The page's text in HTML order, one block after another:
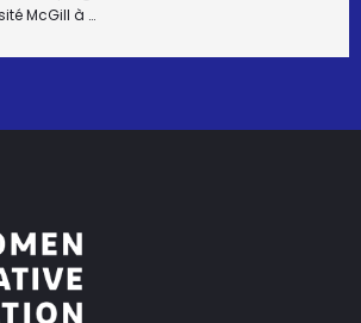
McGill à …